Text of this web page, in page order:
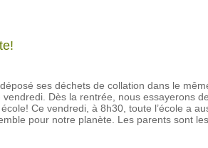
ses déchets de collation dans le
Dès la rentrée, nous essayerons
Ce vendredi, à 8h30, toute l’école a
pour notre planète. Les parents sont